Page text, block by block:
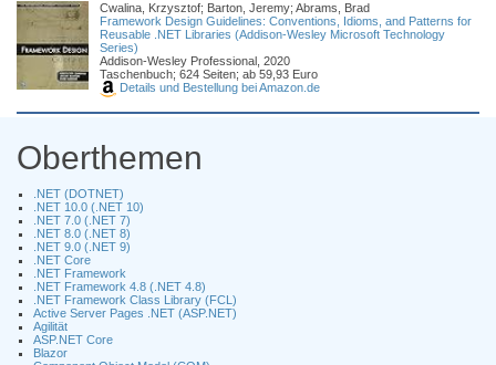
Cwalina, Krzysztof; Barton, Jeremy; Abrams, Brad
Framework Design Guidelines: Conventions, Idioms, and Patterns for
Reusable .NET Libraries (Addison-Wesley Microsoft Technology
Series)
Addison-Wesley Professional, 2020
Taschenbuch; 624 Seiten; ab 59,93 Euro
Details und Bestellung bei Amazon.de
Oberthemen
.NET (DOTNET)
.NET 10.0 (.NET 10)
.NET 7.0 (.NET 7)
.NET 8.0 (.NET 8)
.NET 9.0 (.NET 9)
.NET Core
.NET Framework
.NET Framework 4.8 (.NET 4.8)
.NET Framework Class Library (FCL)
Active Server Pages .NET (ASP.NET)
Agilität
ASP.NET Core
Blazor